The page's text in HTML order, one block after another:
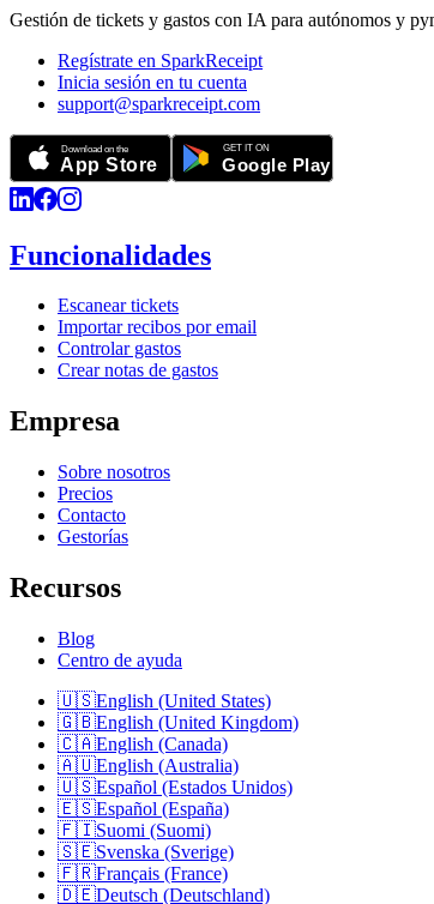
Gestión de tickets y gastos con IA para autónomos y
Regístrate en SparkReceipt
Inicia sesión en tu cuenta
support@sparkreceipt.com
Funcionalidades
Escanear tickets
Importar recibos por email
Controlar gastos
Crear notas de gastos
Empresa
Sobre nosotros
Precios
Contacto
Gestorías
Recursos
Blog
Centro de ayuda
🇺🇸English (United States)
🇬🇧English (United Kingdom)
🇨🇦English (Canada)
🇦🇺English (Australia)
🇺🇸Español (Estados Unidos)
🇪🇸Español (España)
🇫🇮Suomi (Suomi)
🇸🇪Svenska (Sverige)
🇫🇷Français (France)
🇩🇪Deutsch (Deutschland)